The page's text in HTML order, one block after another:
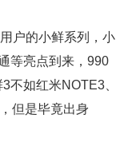
户的小鲜系列，小
等亮点到来，990
不如红米NOTE3、
但是毕竟出身